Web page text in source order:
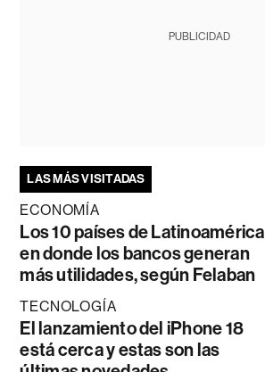
PUBLICIDAD
LAS MÁS VISITADAS
ECONOMÍA
Los 10 países de Latinoamérica
en donde los bancos generan
más utilidades, según Felaban
TECNOLOGÍA
El lanzamiento del iPhone 18
está cerca y estas son las